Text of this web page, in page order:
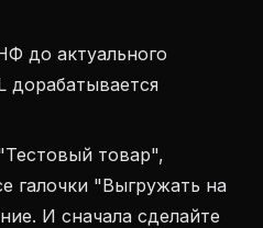
до актуального
дорабатывается
товар",
галочки "Выгружать на
И сначала сделайте